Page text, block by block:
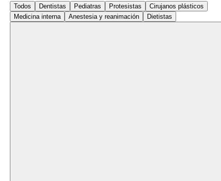
Todos Dentistas Pediatras Protesistas
Cirujanos plásticos
Medicina interna
Anestesia y reanimación Dietistas